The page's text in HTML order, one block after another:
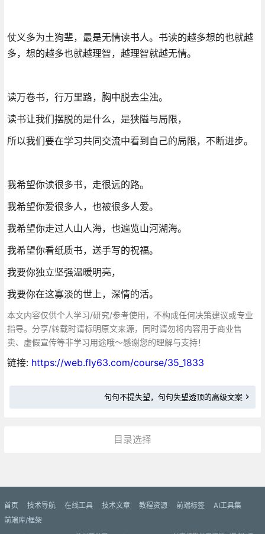
仗义多为土狗辈，最是无情读书人。书读的越多想的也就越
多，想的越多也就越理智，越理智就越无情。
读万卷书，行万里路，胸中脱去尘浊。
读书让我们摆脱的是什么，是狭隘与局限，
所以我们要在学习共同交流中看到自己的局限，不断进步。
我希望你读很多书，走很远的路。
我希望你爱很多人，也被很多人爱。
我希望你走过人山人海，也遍览山河湖海。
我希望你看纸质书，送手写的祝福。
我要你独立坚强温暖明亮，
我要你在这寡淡的世上，深情的活。
本文内容仅供个人学习/研究/参考使用，不构成任何决策建议或专业
指导。分享/转载时请标明原文来源，同时请勿将内容用于商业售
卖、虚假宣传等非学习用途哦～感谢您的理解与支持！
链接: https://web.fly63.com/course/35_1833
句句不提失望，句句失望透顶的高级文案
目录选择
首页 技术导航 在线工具 技术文章 教程资源 前端标签
AI工具集
前端库/框架